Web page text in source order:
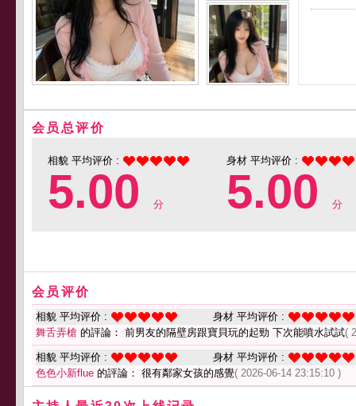
会员总评价
相貌 平均评价 :
5.00 分
身材 平均评价 :
5.00 分
会员评价
相貌 平均评价 :
身材 平均评价 :
舞舌弄槍 的評論： 前男友的隔壁房跟寶貝玩的起勁 下次能噴水試試(
相貌 平均评价 :
身材 平均评价 :
色色小新flue 的評論： 很有鄰家女孩的感覺( 2026-06-14 23:15:10 )